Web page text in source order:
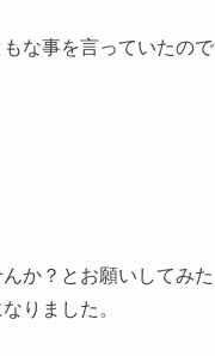
な事を言っていたので
か？とお願いしてみた
りました。